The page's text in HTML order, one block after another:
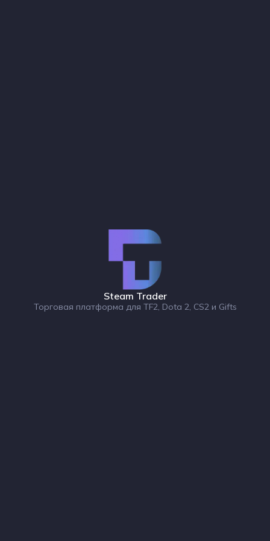
Steam Trader
Торговая платформа для TF2, Dota 2, CS2 и Gifts